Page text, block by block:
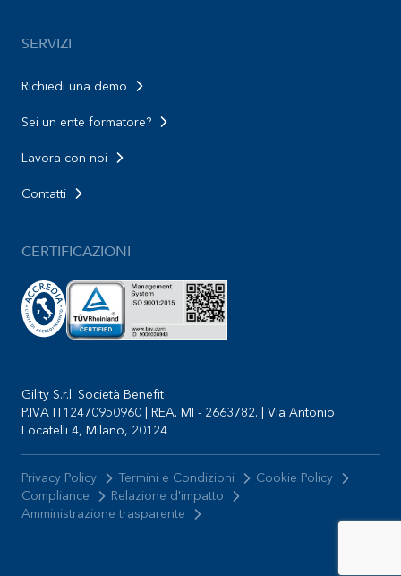
SERVIZI
Richiedi una demo
Sei un ente formatore?
Lavora con noi
Contatti
CERTIFICAZIONI
Gility S.r.l. Società Benefit
P.IVA IT12470950960 | REA. MI - 2663782. | Via Antonio
Locatelli 4, Milano, 20124
Privacy Policy Termini e Condizioni
Cookie Policy
Compliance
Relazione d'impatto
Amministrazione trasparente